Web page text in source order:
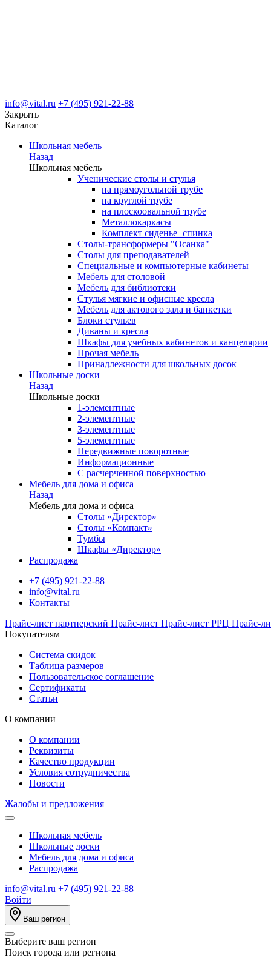
info@vital.ru +7 (495) 921-22-88
Закрыть
Каталог
Школьная мебель
Назад
Школьная мебель
Ученические столы и стулья
на прямоугольной трубе
на круглой трубе
на плоскоовальной трубе
Металлокаркасы
Комплект сиденье+спинка
Столы-трансформеры "Осанка"
Столы для преподавателей
Специальные и компьютерные кабинеты
Мебель для столовой
Мебель для библиотеки
Стулья мягкие и офисные кресла
Мебель для актового зала и банкетки
Блоки стульев
Диваны и кресла
Шкафы для учебных кабинетов и канцелярии
Прочая мебель
Принадлежности для школьных досок
Школьные доски
Назад
Школьные доски
1-элементные
2-элементные
3-элементные
5-элементные
Передвижные поворотные
Информационные
С расчерченной поверхностью
Мебель для дома и офиса
Назад
Мебель для дома и офиса
Столы «Директор»
Столы «Компакт»
Тумбы
Шкафы «Директор»
Распродажа
+7 (495) 921-22-88
info@vital.ru
Контакты
Прайс-лист партнерский Прайс-лист Прайс-лист РРЦ Прайс-
Покупателям
Система скидок
Таблица размеров
Пользовательское соглашение
Сертификаты
Статьи
О компании
О компании
Реквизиты
Качество продукции
Условия сотрудничества
Новости
Жалобы и предложения
Школьная мебель
Школьные доски
Мебель для дома и офиса
Распродажа
info@vital.ru +7 (495) 921-22-88
Войти
Ваш регион
Выберите ваш регион
Поиск города или региона